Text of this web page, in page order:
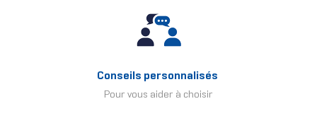
Conseils personnalisés
Pour vous aider à choisir